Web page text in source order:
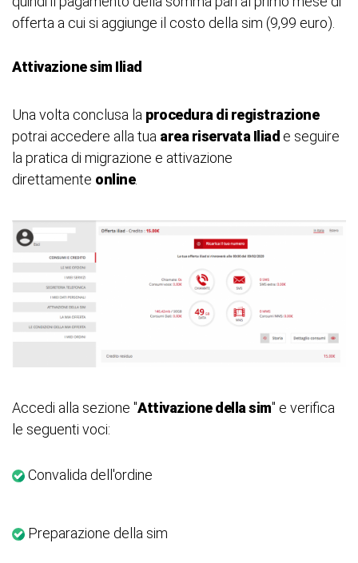
offerta a cui si aggiunge il costo della sim (9,99 euro).
Attivazione sim Iliad
Una volta conclusa la procedura di registrazione
potrai accedere alla tua area riservata Iliad e seguire
la pratica di migrazione e attivazione
direttamente online.
Accedi alla sezione "Attivazione della sim" e verifica
le seguenti voci:
Convalida dell'ordine
Preparazione della sim